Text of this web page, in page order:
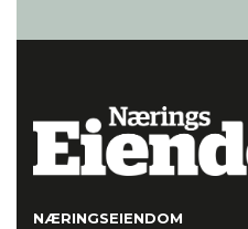
NÆRINGSEIENDOM